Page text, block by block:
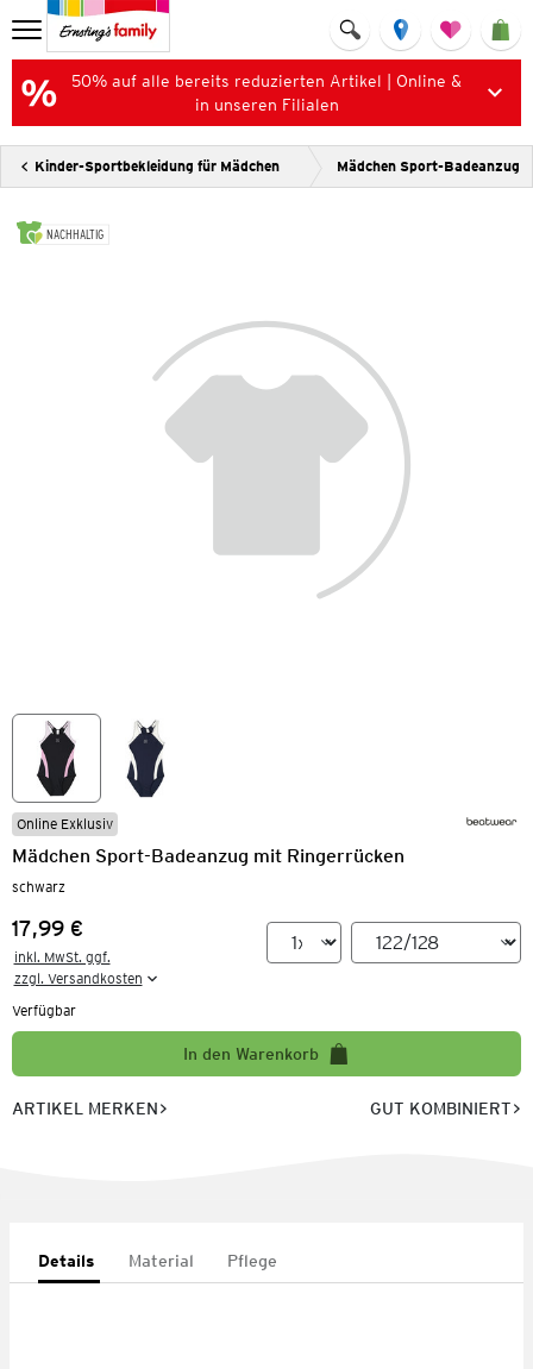
50% auf alle bereits reduzierten Artikel | Online &
in unseren Filialen
Kinder-Sportbekleidung für Mädchen Mädchen Sport-Badeanzug
NACHHALTIG
Online Exklusiv
Mädchen Sport-Badeanzug mit Ringerrücken
schwarz
Preis:
17,99 €
inkl. MwSt. ggf.
zzgl. Versandkosten
Verfügbar
In den Warenkorb
ARTIKEL MERKEN GUT KOMBINIERT
Details Material Pflege